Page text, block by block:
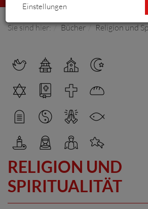
umschalten
Sie sind hier: Bücher Religion und
RELIGION UND
SPIRITUALITÄT
Einstellungen